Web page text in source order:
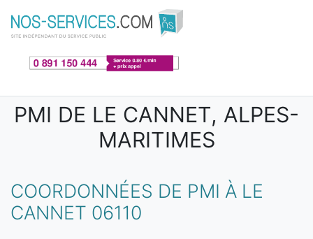
Aller au contenu principal
PMI DE LE CANNET, ALPES-
MARITIMES
COORDONNÉES DE PMI À LE
CANNET 06110